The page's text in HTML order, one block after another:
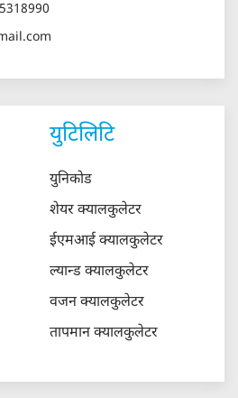
युटिलिटि
युनिकोड
शेयर क्यालकुलेटर
ईएमआई क्यालकुलेटर
ल्यान्ड क्यालकुलेटर
वजन क्यालकुलेटर
तापमान क्यालकुलेटर